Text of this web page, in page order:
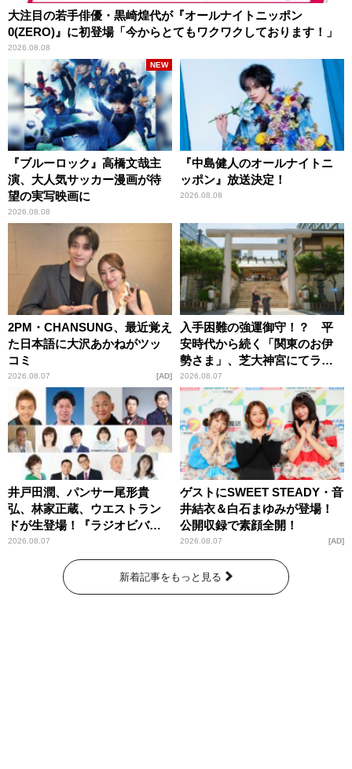
大注目の若手俳優・黒崎煌代が『オールナイトニッポン
0(ZERO)』に初登場「今からとてもワクワクしております！」
2026.08.08
『ブルーロック』高橋文哉主
演、大人気サッカー漫画が待
望の実写映画に
2026.08.08
NEW
『中島健人のオールナイトニ
ッポン』放送決定！
2026.08.08
2PM・CHANSUNG、最近覚え
た日本語に大沢あかねがツッ
コミ
2026.08.07 AD
入手困難の強運御守！？ 平
安時代から続く「関東のお伊
勢さま」、芝大神宮にてラン
パンプスが合格祈願！
2026.08.07
井戸田潤、パンサー尾形貴
弘、林家正蔵、ウエストラン
ドが生登場！『ラジオビバリ
ー昼ズ』
2026.08.07
ゲストにSWEET STEADY・音
井結衣＆白石まゆみが登場！
公開収録で素顔全開！
2026.08.07 AD
新着記事をもっと見る